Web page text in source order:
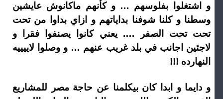
و اشتغلوا بفلوسهم … و كأنهم ماكانوش عايشين
وسطنا و كلنا شوفنا بداياتهم و ازاي بداوا من تحت
تحت تحت الصفر …. يعني كانوا يصنفوا فقرا و
لاجئين اجانب في بلد غريب عنهم … و وصلوا لاييييه
النهارده !!!
و دايما و ابدا كان بيكلمنا عن حاجة مصر للمشاريع